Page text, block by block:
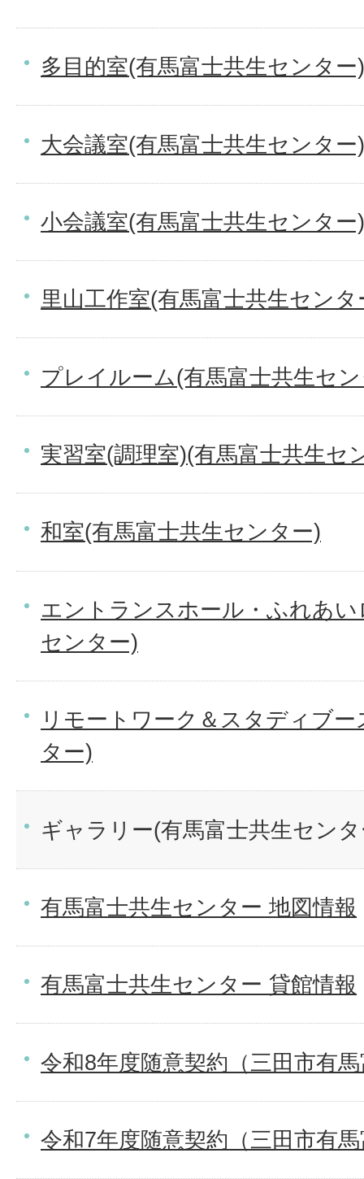
多目的室(有馬富士共生センター)
大会議室(有馬富士共生センター)
小会議室(有馬富士共生センター)
里山工作室(有馬富士共生センタ
プレイルーム(有馬富士共生セ
実習室(調理室)(有馬富士共生セ
和室(有馬富士共生センター)
エントランスホール・ふれあ
センター)
リモートワーク＆スタディブ
ター)
ギャラリー(有馬富士共生セン
有馬富士共生センター 地図情報
有馬富士共生センター 貸館情報
令和8年度随意契約（三田市有
令和7年度随意契約（三田市有